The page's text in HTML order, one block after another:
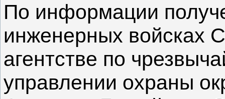
По информации
инженерных
агентстве по
управлении охраны